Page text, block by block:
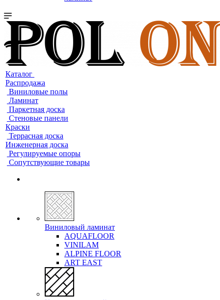
Каталог
Распродажа
Виниловые полы
Ламинат
Паркетная доска
Стеновые панели
Краски
Террасная доска
Инженерная доска
Регулируемые опоры
Сопутствующие товары
Виниловый ламинат
AQUAFLOOR
VINILAM
ALPINE FLOOR
ART EAST